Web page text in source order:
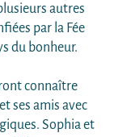
autres
par la Fée
du bonheur.
connaître
ses amis avec
Sophia et